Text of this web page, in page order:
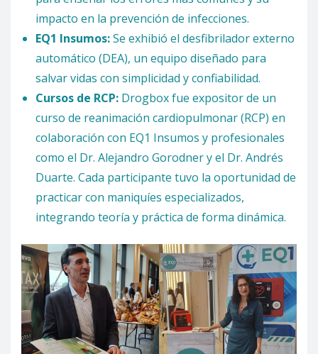
impacto en la prevención de infecciones.
EQ1 Insumos:Se exhibió el desfibrilador externo
automático (DEA), un equipo diseñado para
salvar vidas con simplicidad y confiabilidad.
Cursos de RCP: Drogbox fue expositor de un
curso de reanimación cardiopulmonar (RCP) en
colaboración con EQ1 Insumos y profesionales
como el Dr. Alejandro Gorodner y el Dr. Andrés
Duarte. Cada participante tuvo la oportunidad de
practicar con maniquíes especializados,
integrando teoría y práctica de forma dinámica.